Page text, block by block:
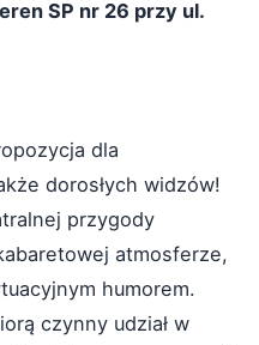
SP nr 26 przy ul.
dla
dorosłych widzów!
przygody
atmosferze,
humorem.
czynny udział w